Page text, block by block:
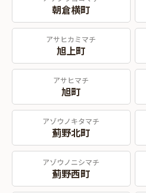
朝倉横町
アサヒカミマチ
旭上町
アサヒマチ
旭町
アゾウノキタマチ
薊野北町
アゾウノニシマチ
薊野西町